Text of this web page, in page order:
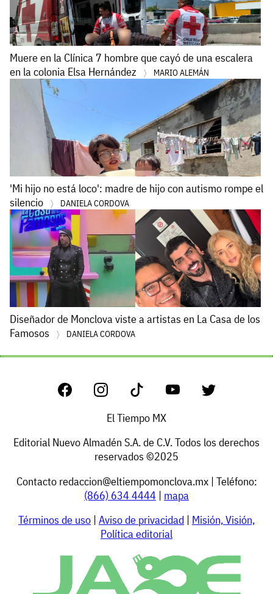
Muere en la Clínica 7 hombre que cayó de una escalera
en la colonia Elsa Hernández
MARIO ALEMÁN
'Mi hijo no está loco': madre de hijo con autismo rompe el
silencio
DANIELA CORDOVA
Diseñador de Monclova viste a artistas en La Casa de los
Famosos
DANIELA CORDOVA
El Tiempo MX
Editorial Nuevo Almadén S.A. de C.V. Todos los derechos
reservados ©2025
Contacto redaccion@eltiempomonclova.mx| Teléfono:
(866) 634 4444 | mapa
Términos de uso | Aviso de privacidad | Misión, Visión,
Política editorial